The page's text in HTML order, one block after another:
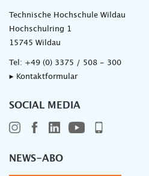
Technische Hochschule Wildau
Hochschulring 1
15745 Wildau
Tel: +49 (0) 3375 / 508 - 300
▸ Kontaktformular
SOCIAL MEDIA
NEWS-ABO